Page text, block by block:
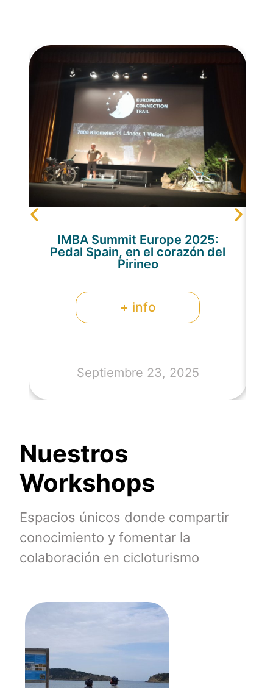
IMBA Summit Europe 2025:
Pedal Spain, en el corazón del
Pirineo
+ info
Septiembre 23, 2025
Nuestros
Workshops
Espacios únicos donde compartir
conocimiento y fomentar la
colaboración en cicloturismo